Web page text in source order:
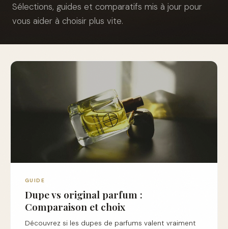
Sélections, guides et comparatifs mis à jour pour
vous aider à choisir plus vite.
GUIDE
Dupe vs original parfum :
Comparaison et choix
Découvrez si les dupes de parfums valent vraiment